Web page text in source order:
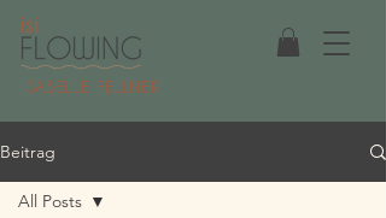
ISABELLE FELLNER
Beitrag
All Posts